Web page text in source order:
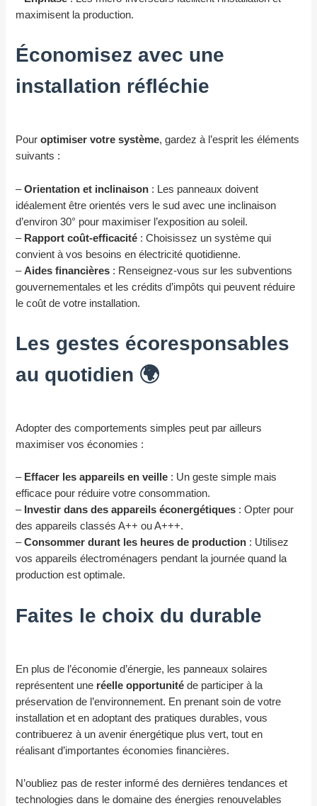
maximisent la production.
Économisez avec une
installation réfléchie
Pouroptimiser votre système, gardez à l’esprit les éléments
suivants :
–Orientation et inclinaison : Les panneaux doivent
idéalement être orientés vers le sud avec une inclinaison
d’environ 30° pour maximiser l’exposition au soleil.
– Rapport coût-efficacité : Choisissez un système qui
convient à vos besoins en électricité quotidienne.
–Aides financières : Renseignez-vous sur les subventions
gouvernementales et les crédits d’impôts qui peuvent réduire
le coût de votre installation.
Les gestes écoresponsables
au quotidien 🌍
Adopter des comportements simples peut par ailleurs
maximiser vos économies :
– Effacer les appareils en veille : Un geste simple mais
efficace pour réduire votre consommation.
– Investir dans des appareils éconergétiques : Opter pour
des appareils classés A++ ou A+++.
–Consommer durant les heures de production : Utilisez
vos appareils électroménagers pendant la journée quand la
production est optimale.
Faites le choix du durable
En plus de l’économie d’énergie, les panneaux solaires
représentent une réelle opportunité de participer à la
préservation de l’environnement. En prenant soin de votre
installation et en adoptant des pratiques durables, vous
contribuerez à un avenir énergétique plus vert, tout en
réalisant d’importantes économies financières.
N’oubliez pas de rester informé des dernières tendances et
technologies dans le domaine des énergies renouvelables